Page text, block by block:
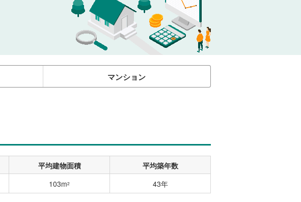
マンション
平均建物面積 平均築年数
103m2 43年